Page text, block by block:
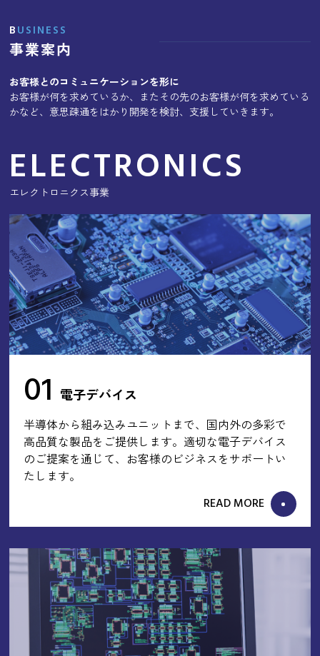
BUSINESS
事業案内
お客様とのコミュニケーションを形に
お客様が何を求めているか、またその先のお客様が何を求めている
かなど、意思疎通をはかり開発を検討、支援していきます。
ELECTRONICS
エレクトロニクス事業
01 電子デバイス
半導体から組み込みユニットまで、国内外の多彩で
高品質な製品をご提供します。適切な電子デバイス
のご提案を通じて、お客様のビジネスをサポートい
たします。
READ MORE